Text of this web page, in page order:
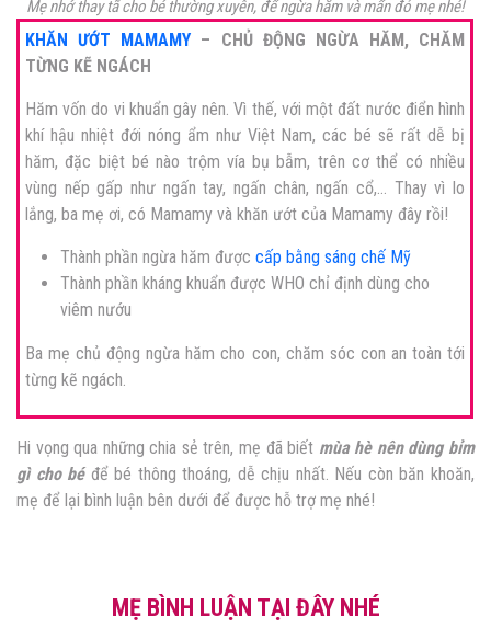
Mẹ nhớ thay tã cho bé thường xuyên, để ngừa hăm và mẩn đỏ mẹ nhé!
KHĂN ƯỚT MAMAMY – CHỦ ĐỘNG NGỪA HĂM, CHĂM
TỪNG KẼ NGÁCH
Hăm vốn do vi khuẩn gây nên. Vì thế, với một đất nước điển hình
khí hậu nhiệt đới nóng ẩm như Việt Nam, các bé sẽ rất dễ bị
hăm, đặc biệt bé nào trộm vía bụ bẫm, trên cơ thể có nhiều
vùng nếp gấp như ngấn tay, ngấn chân, ngấn cổ,… Thay vì lo
lắng, ba mẹ ơi, có Mamamy và khăn ướt của Mamamy đây rồi!
Thành phần ngừa hăm được cấp bằng sáng chế Mỹ
Thành phần kháng khuẩn được WHO chỉ định dùng cho
viêm nướu
Ba mẹ chủ động ngừa hăm cho con, chăm sóc con an toàn tới
từng kẽ ngách.
Hi vọng qua những chia sẻ trên, mẹ đã biết mùa hè nên dùng bỉm
gì cho béđể bé thông thoáng, dễ chịu nhất. Nếu còn băn khoăn,
mẹ để lại bình luận bên dưới để được hỗ trợ mẹ nhé!
MẸ BÌNH LUẬN TẠI ĐÂY NHÉ